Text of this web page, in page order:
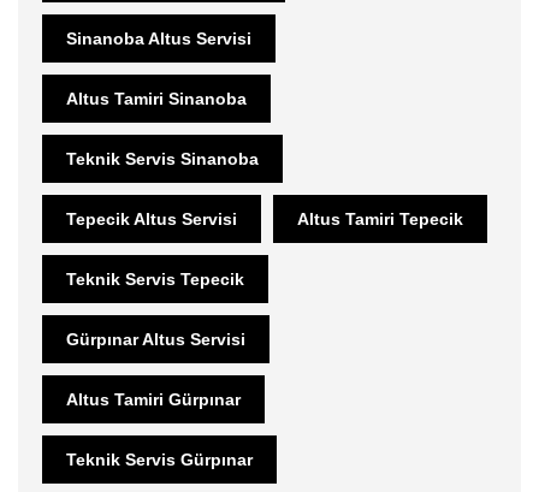
Sinanoba Altus Servisi
Altus Tamiri Sinanoba
Teknik Servis Sinanoba
Tepecik Altus Servisi Altus Tamiri Tepecik
Teknik Servis Tepecik
Gürpınar Altus Servisi
Altus Tamiri Gürpınar
Teknik Servis Gürpınar